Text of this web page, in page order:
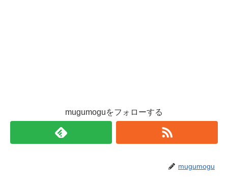
mugumoguをフォローする
mugumogu